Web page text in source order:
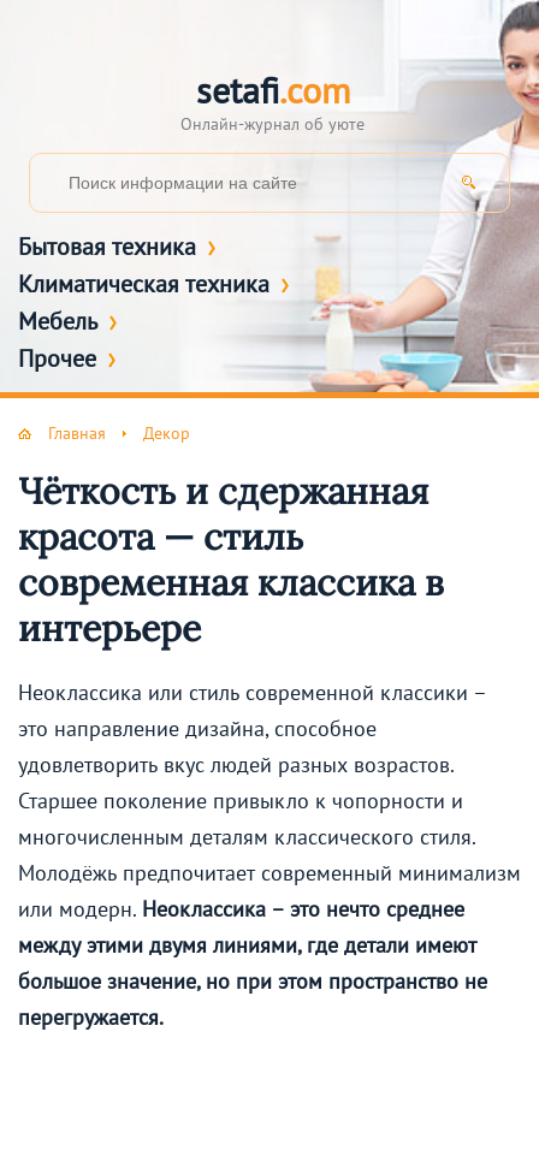
setafi.com
Онлайн-журнал об уюте
Бытовая техника
Климатическая техника
Мебель
Прочее
Главная Декор
Чёткость и сдержанная
красота — стиль
современная классика в
интерьере
Неоклассика или стиль современной классики –
это направление дизайна, способное
удовлетворить вкус людей разных возрастов.
Старшее поколение привыкло к чопорности и
многочисленным деталям классического стиля.
Молодёжь предпочитает современный минимализм
или модерн. Неоклассика – это нечто среднее
между этими двумя линиями, где детали имеют
большое значение, но при этом пространство не
перегружается.